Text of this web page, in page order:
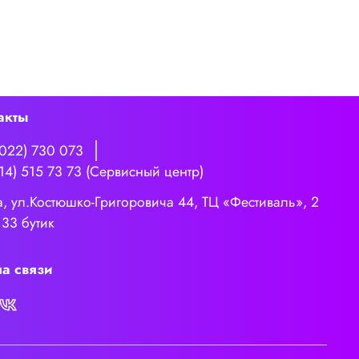
730 073
515 73 73 (Сервисный центр)
ул.Костюшко-Григоровича 44, ТЦ «Фестиваль», 2
бутик
связи